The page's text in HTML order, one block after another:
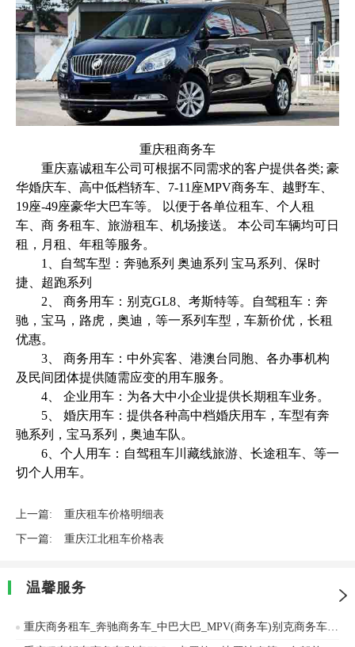
重庆租商务车
重庆嘉诚租车公司可根据不同需求的客户提供各类; 豪
华婚庆车、高中低档轿车、7-11座MPV商务车、越野车、
19座-49座豪华大巴车等。 以便于各单位租车、个人租
车、商 务租车、旅游租车、机场接送。 本公司车辆均可日
租，月租、年租等服务。
1、自驾车型：奔驰系列 奥迪系列 宝马系列、保时
捷、超跑系列
2、 商务用车：别克GL8、考斯特等。自驾租车：奔
驰，宝马，路虎，奥迪，等一系列车型，车新价优，长租
优惠。
3、 商务用车：中外宾客、港澳台同胞、各办事机构
及民间团体提供随需应变的用车服务。
4、 企业用车：为各大中小企业提供长期租车业务。
5、 婚庆用车：提供各种高中档婚庆用车，车型有奔
驰系列，宝马系列，奥迪车队。
6、个人用车：自驾租车川藏线旅游、长途租车、等一
切个人用车。
上一篇: 重庆租车价格明细表
下一篇: 重庆江北租车价格表
温馨服务
重庆商务租车_奔驰商务车_中巴大巴_MPV(商务车)别克商务车GL8_商务用车_企业用车_会议用车